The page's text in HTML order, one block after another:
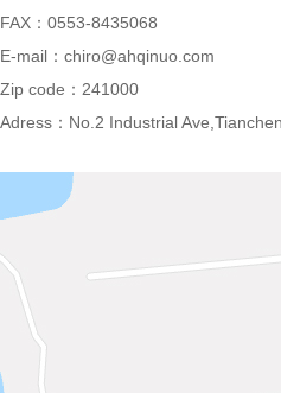
FAX：0553-8435068
E-mail：chiro@ahqinuo.com
Zip code：241000
Adress：No.2 Industrial